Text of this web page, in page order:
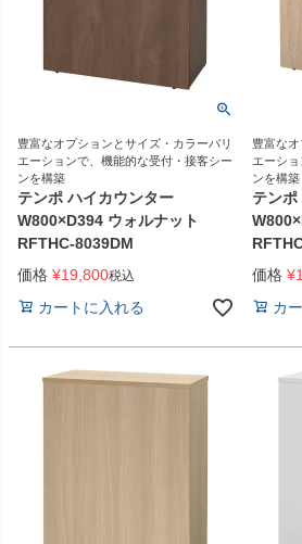
豊富なオプションとサイズ・カラーバリ
エーションで、機能的な受付・接客シー
ンを構築
テンポ ハイカウンター
W800×D394 ウォルナット
RFTHC-8039DM
価格 ¥19,800税込
カートに入れる
豊富な
エーシ
ンを構築
テンポ
価格 ¥
カ